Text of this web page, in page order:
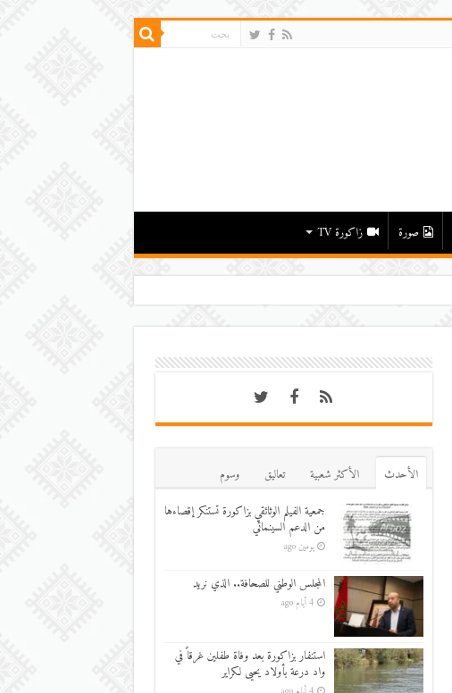
صورة زاكورة TV
اﻷحدث اﻷكثر شعبية تعاليق
وسوم
جمعية الفيلم الوثائقي بزاكورة تستنكر إقصاءها
من الدعم السينمائي
يومين ago
المجلس الوطني للصحافة.. الذي نريد
4 أيام ago
استنفار بزاكورة بعد وفاة طفلين غرقاً في
واد درعة بأولاد يحيى لكراير